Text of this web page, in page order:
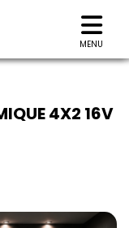
MENU
4X2 16V